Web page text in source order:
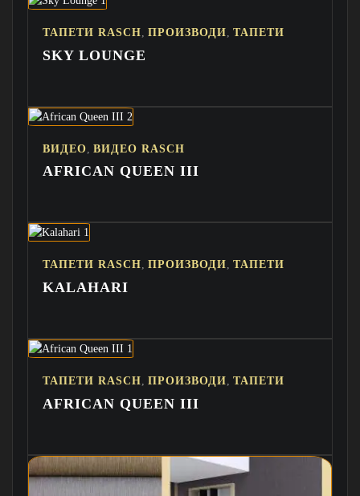
ТАПЕТИ RASCH ПРОИЗВОДИ ТАПЕТИ
SKY LOUNGE
ВИДЕО ВИДЕО RASCH
AFRICAN QUEEN III
ТАПЕТИ RASCH ПРОИЗВОДИ ТАПЕТИ
KALAHARI
ТАПЕТИ RASCH ПРОИЗВОДИ ТАПЕТИ
AFRICAN QUEEN III